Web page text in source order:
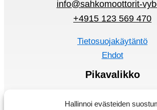
Hallinnoi evästeiden
info@sahkomoottorit-
+4915 123 569 470
Tietosuojakäytäntö
Ehdot
Pikavalikko